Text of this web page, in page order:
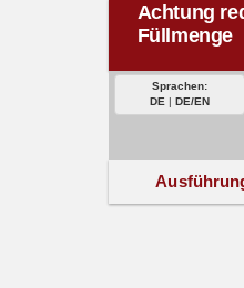
Achtung
Füllmenge
Sprachen:
DE | DE/EN